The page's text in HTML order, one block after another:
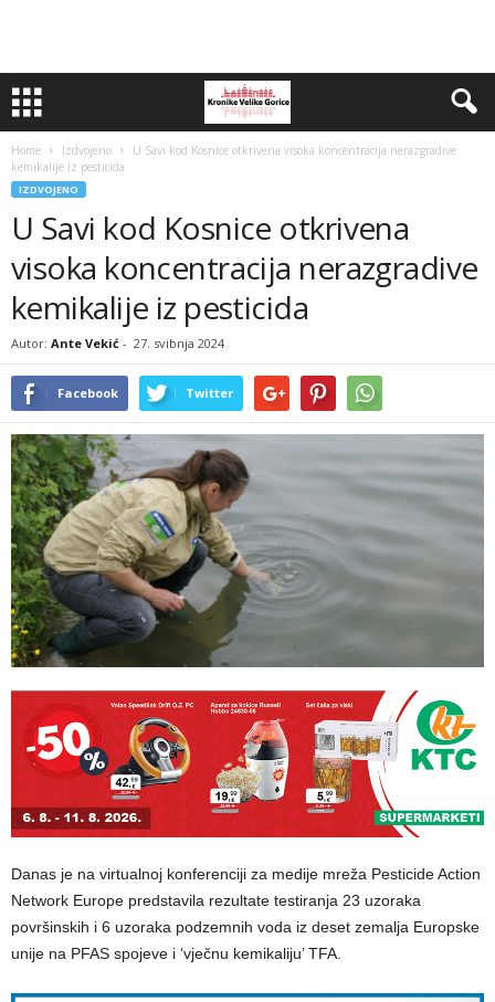
Home Izdvojeno
U Savi kod Kosnice otkrivena visoka koncentracija nerazgradive
kemikalije iz pesticida
IZDVOJENO
U Savi kod Kosnice otkrivena
visoka koncentracija nerazgradive
kemikalije iz pesticida
Autor: Ante Vekić - 27. svibnja 2024
Facebook Twitter
Danas je na virtualnoj konferenciji za medije mreža Pesticide Action
Network Europe predstavila rezultate testiranja 23 uzoraka
površinskih i 6 uzoraka podzemnih voda iz deset zemalja Europske
unije na PFAS spojeve i ‘vječnu kemikaliju’ TFA.